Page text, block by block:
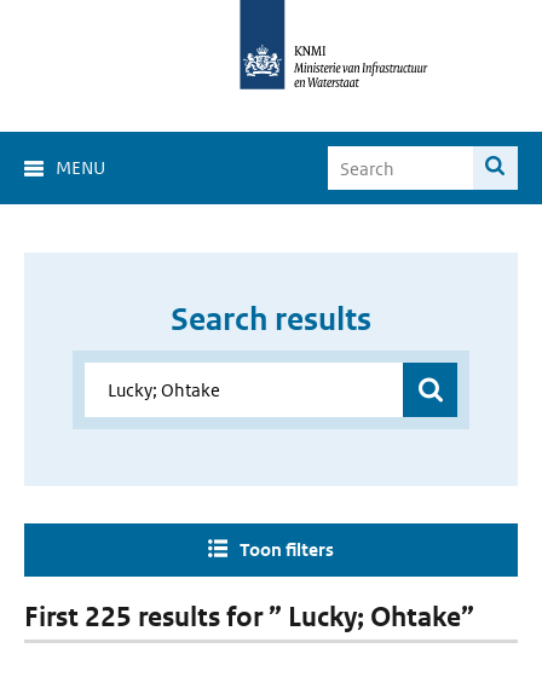
MENU
Search results
Toon filters
First 225 results for ” Lucky; Ohtake”